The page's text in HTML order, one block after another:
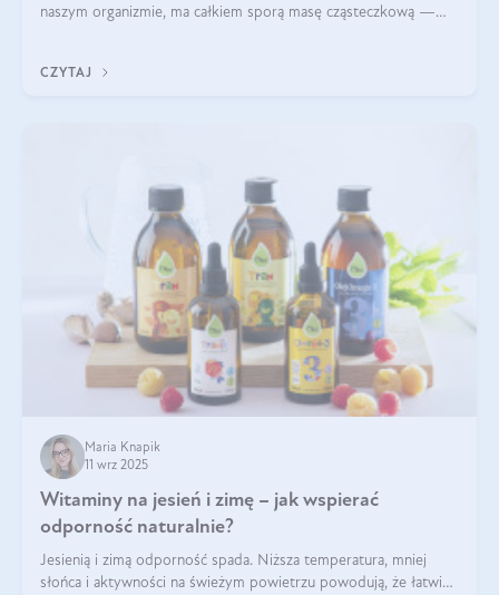
naszym organizmie, ma całkiem sporą masę cząsteczkową —
bardziej biodostępny
CZYTAJ
Maria Knapik
11 wrz 2025
Witaminy na jesień i zimę – jak wspierać
odporność naturalnie?
Jesienią i zimą odporność spada. Niższa temperatura, mniej
słońca i aktywności na świeżym powietrzu powodują, że łatwiej